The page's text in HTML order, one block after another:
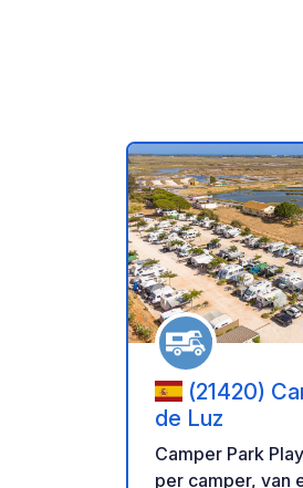
(21420)
de Luz
Camper Park
per camper, van